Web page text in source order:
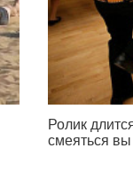
Ролик
смеяться вы